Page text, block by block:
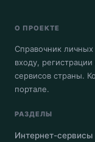
О ПРОЕКТЕ
Справочник личных
входу,
сервисов страны.
портале.
РАЗДЕЛЫ
Интернет-сервисы